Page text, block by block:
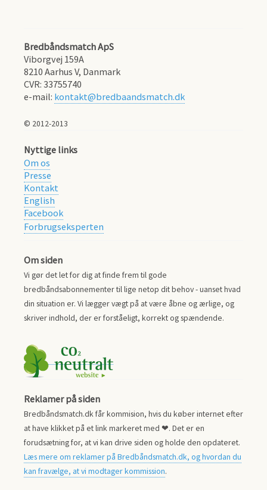
Bredbåndsmatch ApS
Viborgvej 159A
8210 Aarhus V, Danmark
CVR: 33755740
e-mail: kontakt@bredbaandsmatch.dk
© 2012-2013
Nyttige links
Om os
Presse
Kontakt
English
Facebook
Forbrugseksperten
Om siden
Vi gør det let for dig at finde frem til gode
bredbåndsabonnementer til lige netop dit behov - uanset hvad
din situation er. Vi lægger vægt på at være åbne og ærlige, og
skriver indhold, der er forståeligt, korrekt og spændende.
Reklamer på siden
Bredbåndsmatch.dk får kommision, hvis du køber internet efter
at have klikket på et link markeret med ❤. Det er en
forudsætning for, at vi kan drive siden og holde den opdateret.
Læs mere om reklamer på Bredbåndsmatch.dk, og hvordan du
kan fravælge, at vi modtager kommission.